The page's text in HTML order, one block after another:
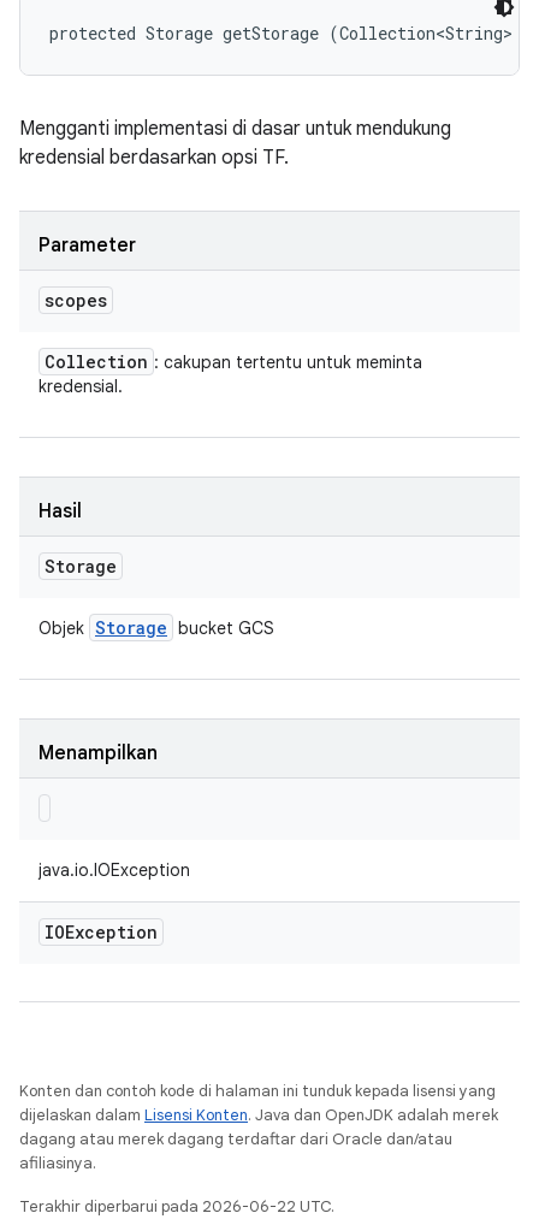
protected Storage getStorage (Collection<String>
Mengganti implementasi di dasar untuk mendukung
kredensial berdasarkan opsi TF.
Parameter
scopes
Collection : cakupan tertentu untuk meminta
kredensial.
Hasil
Storage
Objek Storage bucket GCS
Menampilkan
java.io.IOException
IOException
Konten dan contoh kode di halaman ini tunduk kepada lisensi yang
dijelaskan dalam Lisensi Konten. Java dan OpenJDK adalah merek
dagang atau merek dagang terdaftar dari Oracle dan/atau
afiliasinya.
Terakhir diperbarui pada 2026-06-22 UTC.